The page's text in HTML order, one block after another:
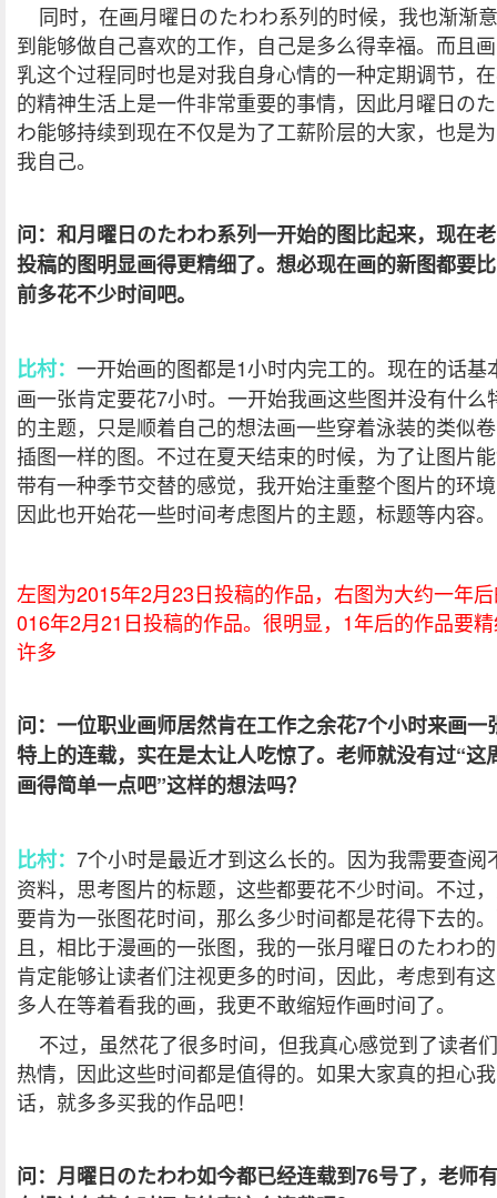
同时，在画月曜日のたわわ系列的时候，我也渐渐
到能够做自己喜欢的工作，自己是多么得幸福。而且
乳这个过程同时也是对我自身心情的一种定期调节，
的精神生活上是一件非常重要的事情，因此月曜日の
わ能够持续到现在不仅是为了工薪阶层的大家，也是
我自己。
问：和月曜日のたわわ系列一开始的图比起来，现在
投稿的图明显画得更精细了。想必现在画的新图都要
前多花不少时间吧。
比村： 一开始画的图都是1小时内完工的。现在的话基
画一张肯定要花7小时。一开始我画这些图并没有什么
的主题，只是顺着自己的想法画一些穿着泳装的类似
插图一样的图。不过在夏天结束的时候，为了让图片
带有一种季节交替的感觉，我开始注重整个图片的环
因此也开始花一些时间考虑图片的主题，标题等内容。
左图为2015年2月23日投稿的作品，右图为大约一年
016年2月21日投稿的作品。很明显，1年后的作品要
许多
问：一位职业画师居然肯在工作之余花7个小时来画一
特上的连载，实在是太让人吃惊了。老师就没有过“这
画得简单一点吧”这样的想法吗？
比村： 7个小时是最近才到这么长的。因为我需要查阅
资料，思考图片的标题，这些都要花不少时间。不过
要肯为一张图花时间，那么多少时间都是花得下去的
且，相比于漫画的一张图，我的一张月曜日のたわわ
肯定能够让读者们注视更多的时间，因此，考虑到有
多人在等着看我的画，我更不敢缩短作画时间了。
不过，虽然花了很多时间，但我真心感觉到了读者
热情，因此这些时间都是值得的。如果大家真的担心
话，就多多买我的作品吧！
问：月曜日のたわわ如今都已经连载到76号了，老师